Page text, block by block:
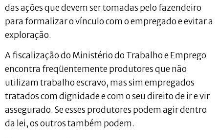
das ações que devem ser tomadas pelo fazendeiro
para formalizar o vínculo com o empregado e evitar a
exploração.
A fiscalização do Ministério do Trabalho e Emprego
encontra freqüentemente produtores que não
utilizam trabalho escravo, mas sim empregados
tratados com dignidade e com o seu direito de ir e vir
assegurado. Se esses produtores podem agir dentro
da lei, os outros também podem.